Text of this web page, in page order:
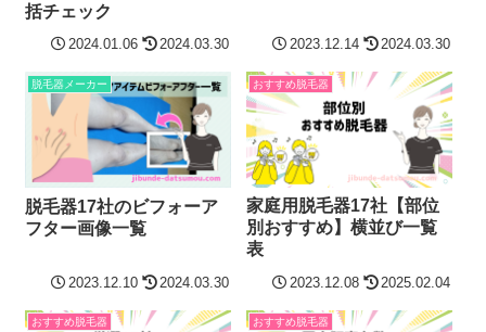
括チェック
2024.01.06 2024.03.30 2023.12.14 2024.03.30
脱毛器メーカー
脱毛器17社のビフォーア
フター画像一覧
2023.12.10 2024.03.30
おすすめ脱毛器
家庭用脱毛器17社【部位
別おすすめ】横並び一覧
表
2023.12.08 2025.02.04
おすすめ脱毛器 おすすめ脱毛器